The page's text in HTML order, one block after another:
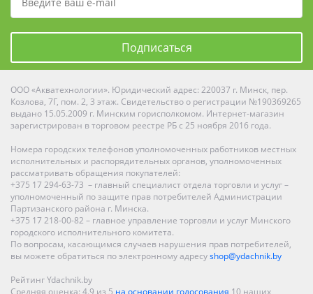
Подписаться
ООО «Акватехнологии». Юридический адрес: 220037 г. Минск, пер.
Козлова, 7Г, пом. 2, 3 этаж. Свидетельство о регистрации №190369265
выдано 15.05.2009 г. Минским горисполкомом. Интернет-магазин
зарегистрирован в торговом реестре РБ с 25 ноября 2016 года.
Номера городских телефонов уполномоченных работников местных
исполнительных и распорядительных органов, уполномоченных
рассматривать обращения покупателей:
+375 17 294-63-73 – главный специалист отдела торговли и услуг –
уполномоченный по защите прав потребителей Администрации
Партизанского района г. Минска.
+375 17 218-00-82 – главное управление торговли и услуг Минского
городского исполнительного комитета.
По вопросам, касающимся случаев нарушения прав потребителей,
вы можете обратиться по электронному адресуshop@ydachnik.by
Рейтинг Ydachnik.by
Средняя оценка: 4.9 из 5 на основании голосования 10 наших